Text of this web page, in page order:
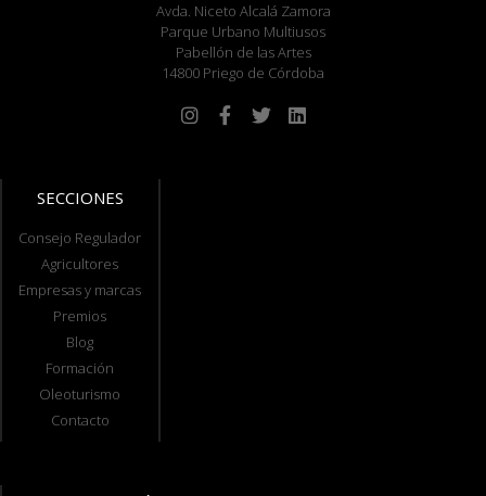
Avda. Niceto Alcalá Zamora
Parque Urbano Multiusos
Pabellón de las Artes
14800 Priego de Córdoba
SECCIONES
Consejo Regulador
Agricultores
Empresas y marcas
Premios
Blog
Formación
Oleoturismo
Contacto